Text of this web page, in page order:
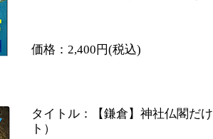
​価格：2,400円(税込)
タイトル：【鎌倉】神社仏閣だ
ト）